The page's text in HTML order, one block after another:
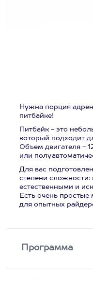
Нужна порция
питбайке!
Питбайк - это
который подходит
Объем двигателя -
или
Для вас
степени
естественными и
Есть очень
для опытных
Программа